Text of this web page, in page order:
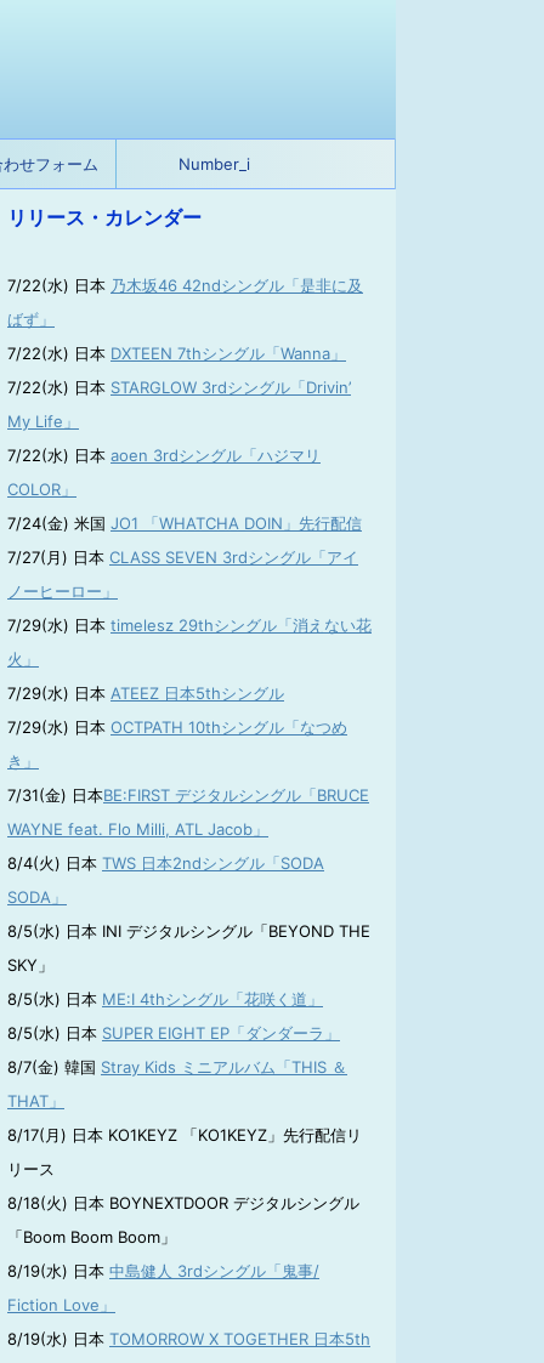
せフォーム Number_i
リリース・カレンダー
7/22(水) 日本 乃木坂46 42ndシングル「是非に及
ばず」
7/22(水) 日本 DXTEEN 7thシングル「Wanna」
7/22(水) 日本 STARGLOW 3rdシングル「Drivin’
My Life」
7/22(水) 日本 aoen 3rdシングル「ハジマリ
COLOR」
7/24(金) 米国 JO1 「WHATCHA DOIN」先行配信
7/27(月) 日本 CLASS SEVEN 3rdシングル「アイ
ノーヒーロー」
7/29(水) 日本 timelesz 29thシングル「消えない花
火」
7/29(水) 日本 ATEEZ 日本5thシングル
7/29(水) 日本 OCTPATH 10thシングル「なつめ
き」
7/31(金) 日本BE:FIRST デジタルシングル「BRUCE
WAYNE feat. Flo Milli, ATL Jacob」
8/4(火) 日本 TWS 日本2ndシングル「SODA
SODA」
8/5(水) 日本 INI デジタルシングル「BEYOND THE
SKY」
8/5(水) 日本 ME:I 4thシングル「花咲く道」
8/5(水) 日本 SUPER EIGHT EP「ダンダーラ」
8/7(金) 韓国 Stray Kids ミニアルバム「THIS ＆
THAT」
8/17(月) 日本 KO1KEYZ 「KO1KEYZ」先行配信リ
リース
8/18(火) 日本 BOYNEXTDOOR デジタルシングル
「Boom Boom Boom」
8/19(水) 日本 中島健人 3rdシングル「鬼事/
Fiction Love」
8/19(水) 日本 TOMORROW X TOGETHER 日本5th